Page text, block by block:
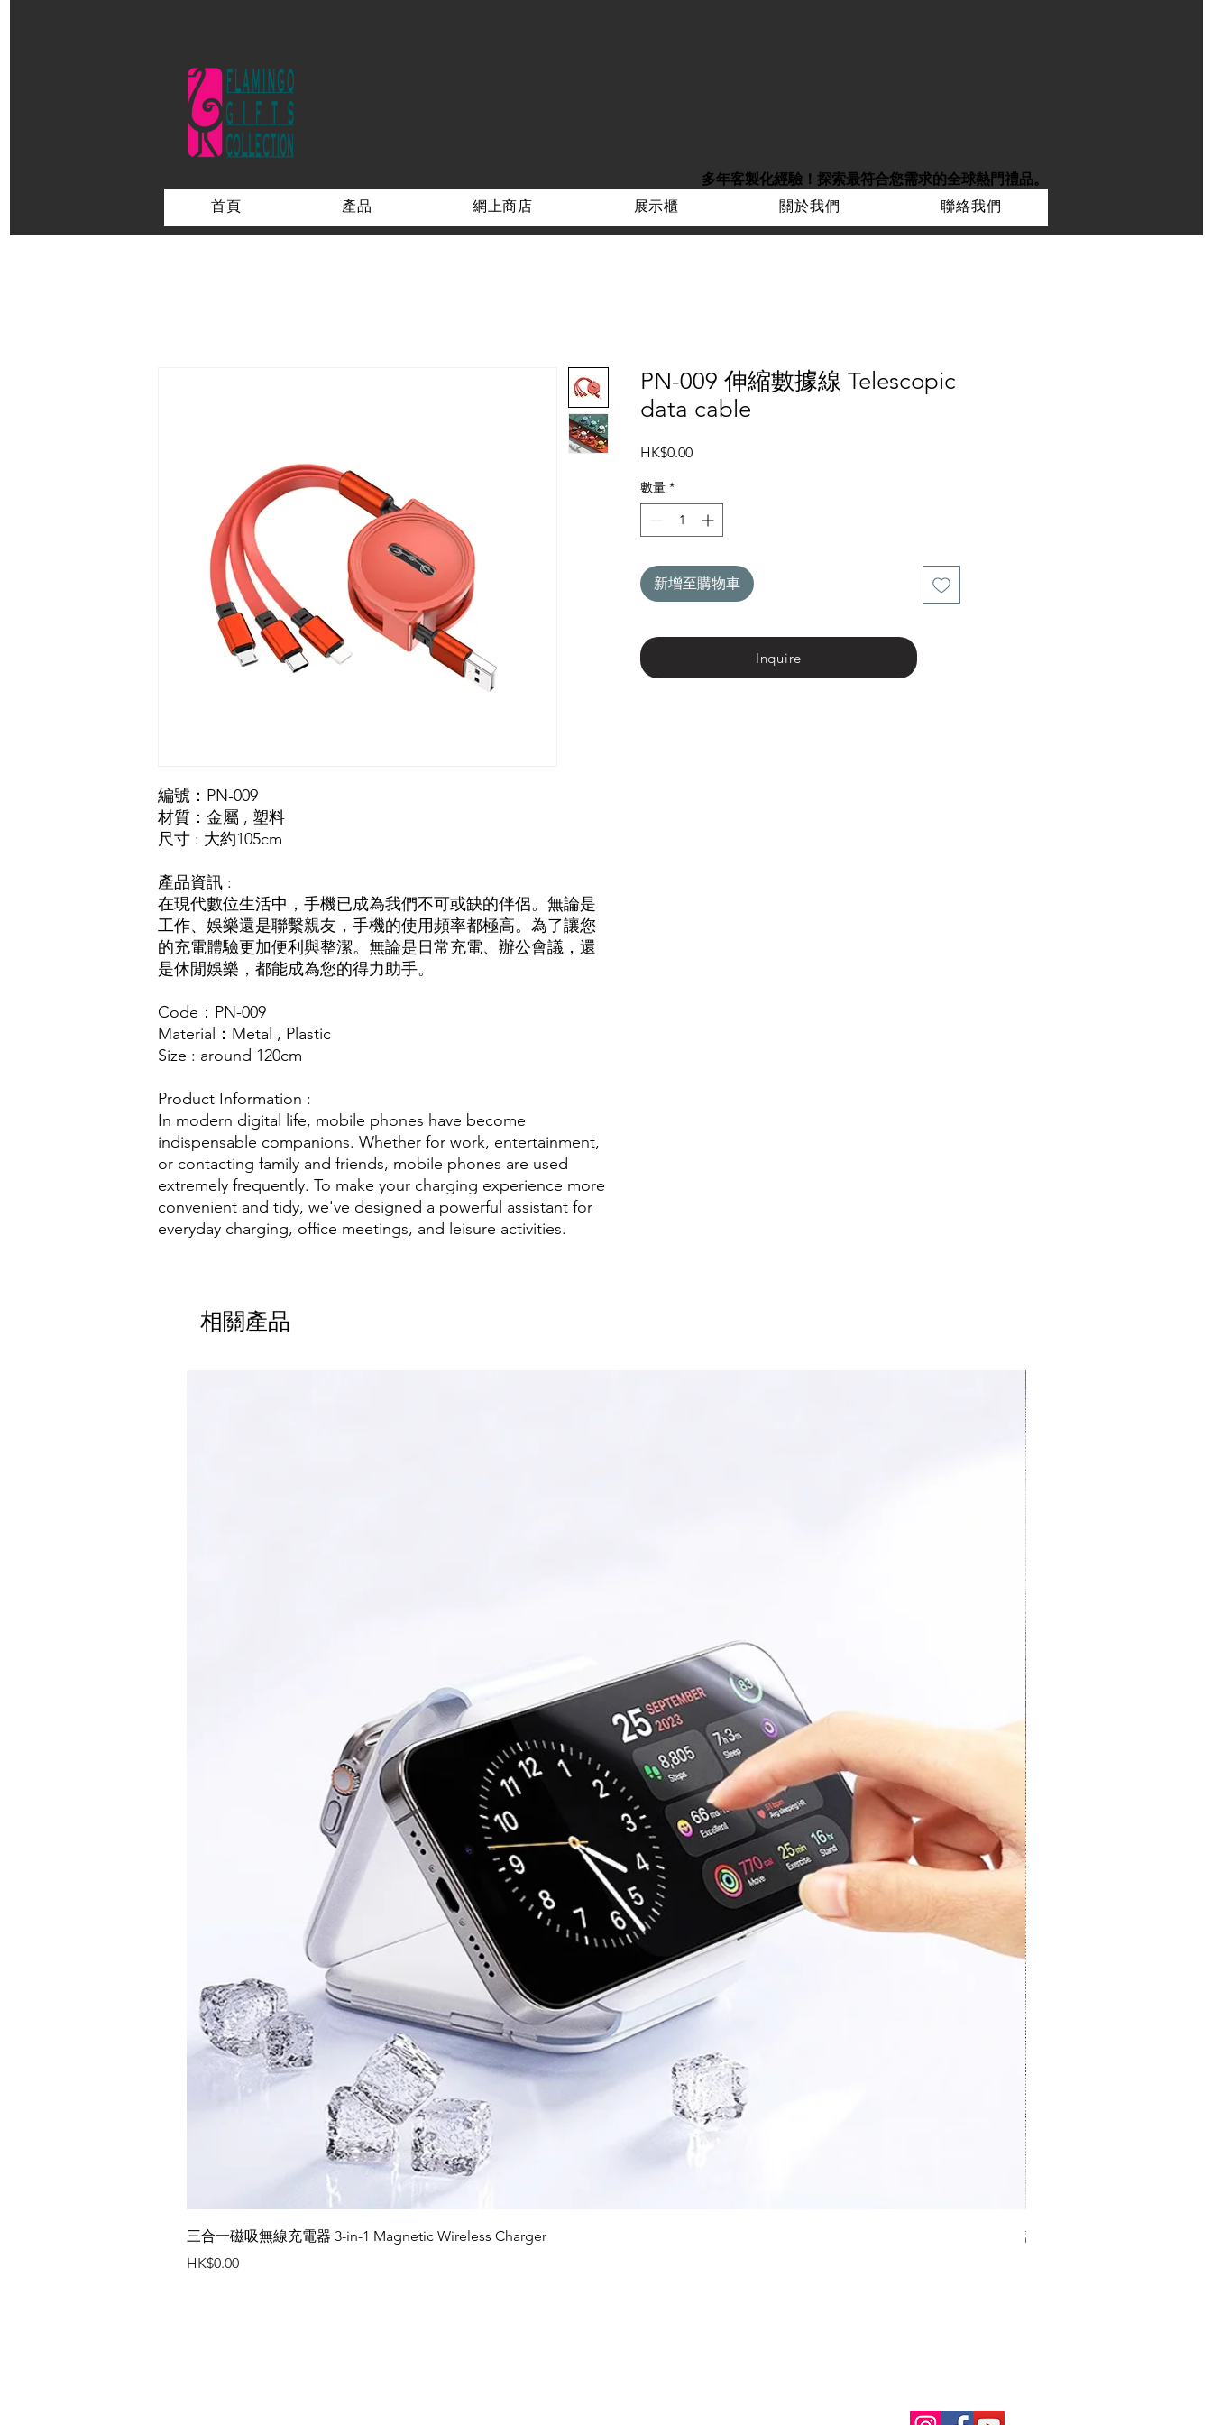
多年客製化經驗！ 探索最符合您需求的全球熱門禮品。
首頁
產品 網上商店 展示櫃 關於我們 聯絡我們
編號：PN-009
材質：金屬 , 塑料
尺寸 : 大約105cm
產品資訊 :
在現代數位生活中，手機已成為我們不可或缺的伴侶。無論是
工作、娛樂還是聯繫親友，手機的使用頻率都極高。為了讓您
的充電體驗更加便利與整潔。無論是日常充電、辦公會議，還
是休閒娛樂，都能成為您的得力助手。
Code：PN-009
Material：Metal , Plastic
Size : around 120cm
Product Information :
In modern digital life, mobile phones have become
indispensable companions. Whether for work, entertainment,
or contacting family and friends, mobile phones are used
extremely frequently. To make your charging experience more
convenient and tidy, we've designed a powerful assistant for
everyday charging, office meetings, and leisure activities.
PN-009 伸縮數據線 Telescopic
data cable
HK$0.00價
數量 *
新增至購物車
Inquire
相關產品
三合一磁吸無線充電器 3-in-1 Magnetic Wireless Charger
價格
HK$0.00
證件卡套 Card holder